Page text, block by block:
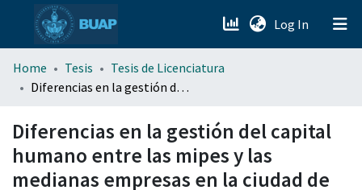
Log In (current)
menu.section.about_menu
Home Tesis
Tesis de Licenciatura
Diferencias en la gestión del capital humano entre las mipes y las medianas empresas en la ciudad de Puebla
Diferencias en la gestión del capital
humano entre las mipes y las
medianas empresas en la ciudad de